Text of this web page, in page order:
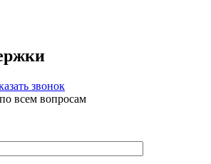
звонок
по всем вопросам